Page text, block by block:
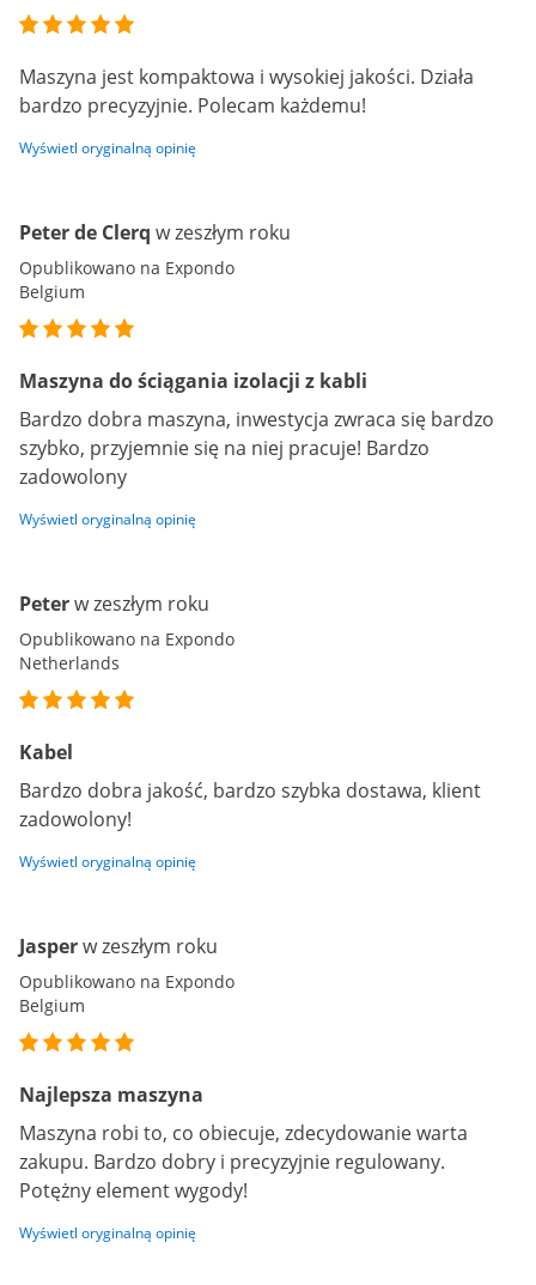
Maszyna jest kompaktowa i wysokiej jakości. Działa
bardzo precyzyjnie. Polecam każdemu!
Wyświetl oryginalną opinię
Peter de Clerq w zeszłym roku
Opublikowano na Expondo
Belgium
Maszyna do ściągania izolacji z kabli
Bardzo dobra maszyna, inwestycja zwraca się bardzo
szybko, przyjemnie się na niej pracuje! Bardzo
zadowolony
Wyświetl oryginalną opinię
Peterw zeszłym roku
Opublikowano na Expondo
Netherlands
Kabel
Bardzo dobra jakość, bardzo szybka dostawa, klient
zadowolony!
Wyświetl oryginalną opinię
Jasperw zeszłym roku
Opublikowano na Expondo
Belgium
Najlepsza maszyna
Maszyna robi to, co obiecuje, zdecydowanie warta
zakupu. Bardzo dobry i precyzyjnie regulowany.
Potężny element wygody!
Wyświetl oryginalną opinię